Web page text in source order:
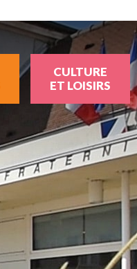
CULTURE
ET LOISIRS